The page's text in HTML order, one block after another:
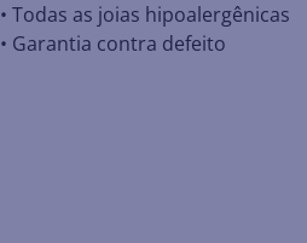
• Todas as joias hipoalergênicas
• Garantia contra defeito